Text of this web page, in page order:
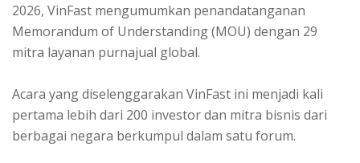
2026, VinFast mengumumkan penandatanganan
Memorandum of Understanding (MOU) dengan 29
mitra layanan purnajual global.
Acara yang diselenggarakan VinFast ini menjadi kali
pertama lebih dari 200 investor dan mitra bisnis dari
berbagai negara berkumpul dalam satu forum.